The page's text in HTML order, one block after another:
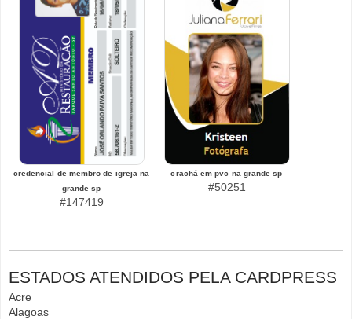
credencial de membro de igreja na
grande sp
#147419
crachá em pvc na grande sp
#50251
ESTADOS ATENDIDOS PELA CARDPRESS
Acre
Alagoas